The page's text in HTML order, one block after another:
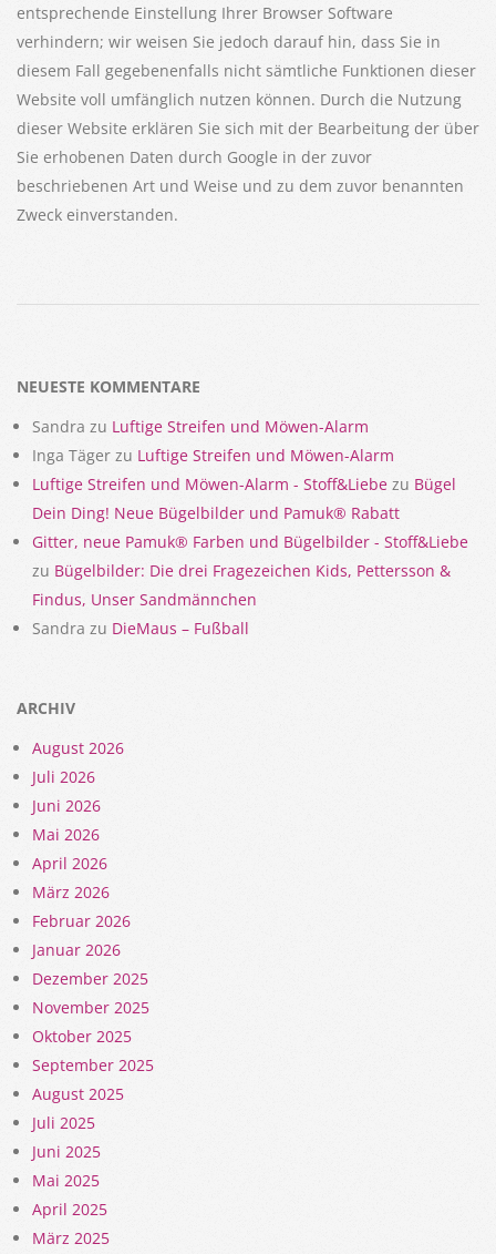
entsprechende Einstellung Ihrer Browser Software
verhindern; wir weisen Sie jedoch darauf hin, dass Sie in
diesem Fall gegebenenfalls nicht sämtliche Funktionen dieser
Website voll umfänglich nutzen können. Durch die Nutzung
dieser Website erklären Sie sich mit der Bearbeitung der über
Sie erhobenen Daten durch Google in der zuvor
beschriebenen Art und Weise und zu dem zuvor benannten
Zweck einverstanden.
NEUESTE KOMMENTARE
Sandra zu Luftige Streifen und Möwen-Alarm
Inga Täger zu Luftige Streifen und Möwen-Alarm
Luftige Streifen und Möwen-Alarm - Stoff&Liebe zu Bügel
Dein Ding! Neue Bügelbilder und Pamuk® Rabatt
Gitter, neue Pamuk® Farben und Bügelbilder - Stoff&Liebe
zu Bügelbilder: Die drei Fragezeichen Kids, Pettersson &
Findus, Unser Sandmännchen
Sandra zu DieMaus – Fußball
ARCHIV
August 2026
Juli 2026
Juni 2026
Mai 2026
April 2026
März 2026
Februar 2026
Januar 2026
Dezember 2025
November 2025
Oktober 2025
September 2025
August 2025
Juli 2025
Juni 2025
Mai 2025
April 2025
März 2025